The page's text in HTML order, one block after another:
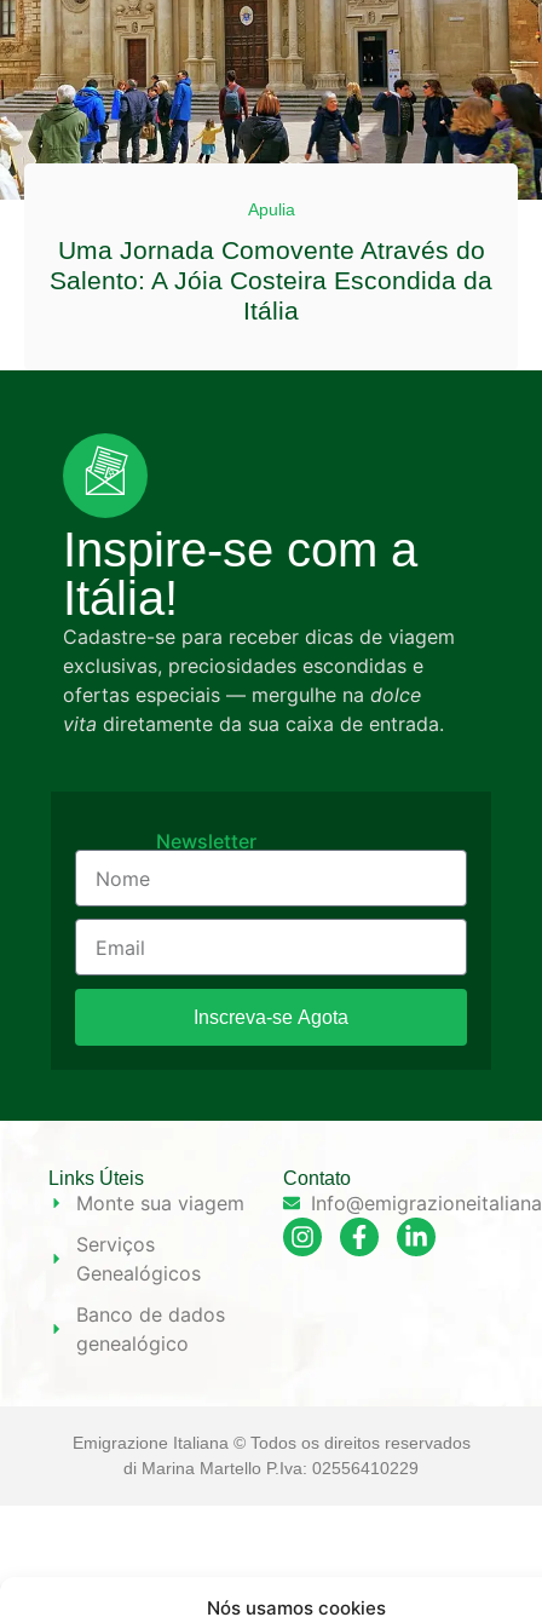
Nós usamos cookies
Apulia
Uma Jornada Comovente Através do
Salento: A Jóia Costeira Escondida da
Itália
Inspire-se com a
Itália!
Cadastre-se para receber dicas de viagem
exclusivas, preciosidades escondidas e
ofertas especiais — mergulhe na dolce
vita diretamente da sua caixa de entrada.
Newsletter
Inscreva-se Agota
Links Úteis
Monte sua viagem
Serviços
Genealógicos
Banco de dados
genealógico
Contato
Emigrazione Italiana © Todos os direitos reservados
di Marina Martello P.Iva: 02556410229